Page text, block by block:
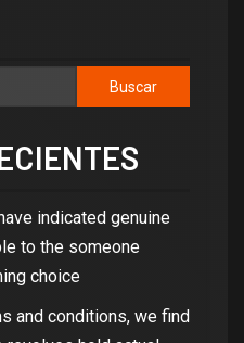
Buscar
indicated genuine
to the someone
choice
and conditions, we find